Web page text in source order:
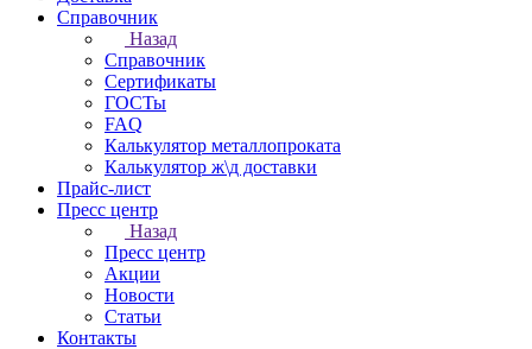
Справочник
Назад
Справочник
Сертификаты
ГОСТы
FAQ
Калькулятор металлопроката
Калькулятор ж\д доставки
Прайс-лист
Пресс центр
Назад
Пресс центр
Акции
Новости
Статьи
Контакты